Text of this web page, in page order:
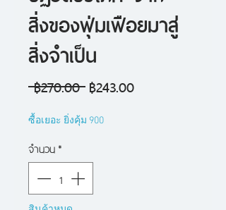
สิ่งของฟุ่มเฟือยมาสู่
สิ่งจำเป็น
฿270.00 ราคา
฿243.00ราคา
ซื้อเยอะ ยิ่งคุ้ม 900
จำนวน*